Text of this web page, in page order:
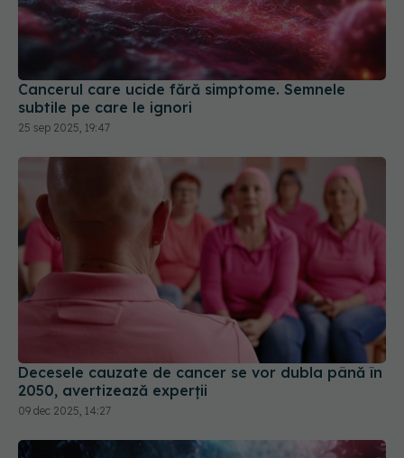
Cancerul care ucide fără simptome. Semnele
subtile pe care le ignori
25 sep 2025, 19:47
Decesele cauzate de cancer se vor dubla până în
2050, avertizează experții
09 dec 2025, 14:27